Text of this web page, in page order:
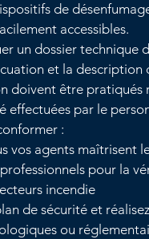
de
accessibles.
un dossier technique
et la
doivent être
effectuées par le
:
vos agents maîtrisent
pour la
incendie
de sécurité et
ou